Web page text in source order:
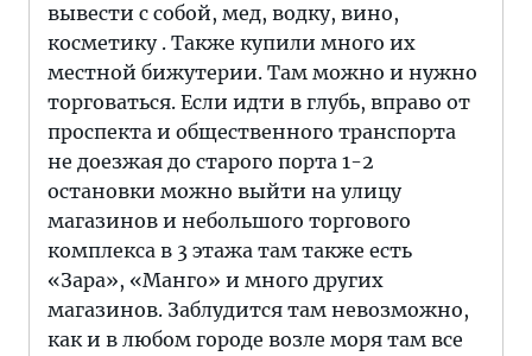
вывести с собой, мед, водку, вино,
косметику . Также купили много их
местной бижутерии. Там можно и нужно
торговаться. Если идти в глубь, вправо от
проспекта и общественного транспорта
не доезжая до старого порта 1-2
остановки можно выйти на улицу
магазинов и небольшого торгового
комплекса в 3 этажа там также есть
«Зара», «Манго» и много других
магазинов. Заблудится там невозможно,
как и в любом городе возле моря там все